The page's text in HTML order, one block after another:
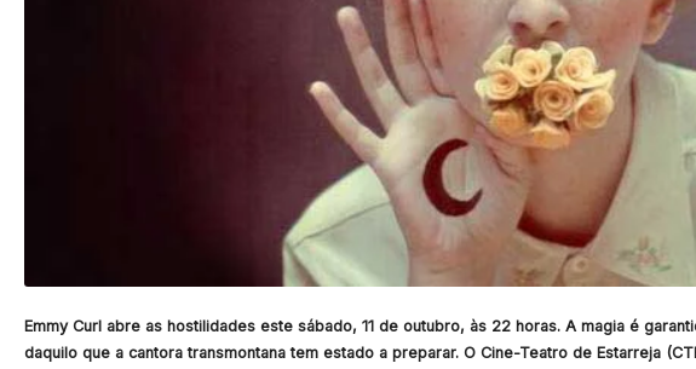
Emmy Curl abre as hostilidades este sábado, 11 de outubro, às 22 horas. A magia é
daquilo que a cantora transmontana tem estado a preparar. O Cine-Teatro de Estarreja